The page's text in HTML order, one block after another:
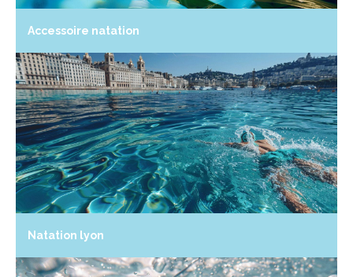
Accessoire natation
Natation lyon